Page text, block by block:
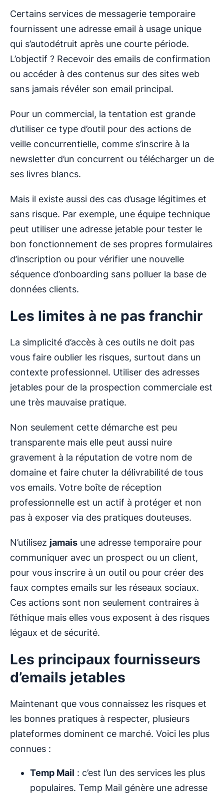
Certains services de messagerie temporaire
fournissent une adresse email à usage unique
qui s’autodétruit après une courte période.
L’objectif ? Recevoir des emails de confirmation
ou accéder à des contenus sur des sites web
sans jamais révéler son email principal.
Pour un commercial, la tentation est grande
d’utiliser ce type d’outil pour des actions de
veille concurrentielle, comme s’inscrire à la
newsletter d’un concurrent ou télécharger un de
ses livres blancs.
Mais il existe aussi des cas d’usage légitimes et
sans risque. Par exemple, une équipe technique
peut utiliser une adresse jetable pour tester le
bon fonctionnement de ses propres formulaires
d’inscription ou pour vérifier une nouvelle
séquence d’onboarding sans polluer la base de
données clients.
Les limites à ne pas franchir
La simplicité d’accès à ces outils ne doit pas
vous faire oublier les risques, surtout dans un
contexte professionnel. Utiliser des adresses
jetables pour de la prospection commerciale est
une très mauvaise pratique.
Non seulement cette démarche est peu
transparente mais elle peut aussi nuire
gravement à la réputation de votre nom de
domaine et faire chuter la délivrabilité de tous
vos emails. Votre boîte de réception
professionnelle est un actif à protéger et non
pas à exposer via des pratiques douteuses.
N’utilisez jamais une adresse temporaire pour
communiquer avec un prospect ou un client,
pour vous inscrire à un outil ou pour créer des
faux comptes emails sur les réseaux sociaux.
Ces actions sont non seulement contraires à
l’éthique mais elles vous exposent à des risques
légaux et de sécurité.
Les principaux fournisseurs
d’emails jetables
Maintenant que vous connaissez les risques et
les bonnes pratiques à respecter, plusieurs
plateformes dominent ce marché. Voici les plus
connues :
Temp Mail : c’est l’un des services les plus
populaires. Temp Mail génère une adresse